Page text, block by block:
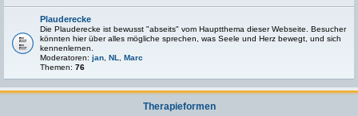
Plauderecke
Die Plauderecke ist bewusst "abseits" vom Hauptthema dieser Webseite. Besucher
könnten hier über alles mögliche sprechen, was Seele und Herz bewegt, und sich
kennenlernen.
Moderatoren: jan NL
Marc
Themen: 76
Therapieformen